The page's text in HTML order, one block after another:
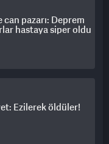
pazarı: Deprem
hastaya siper oldu
Ezilerek öldüler!